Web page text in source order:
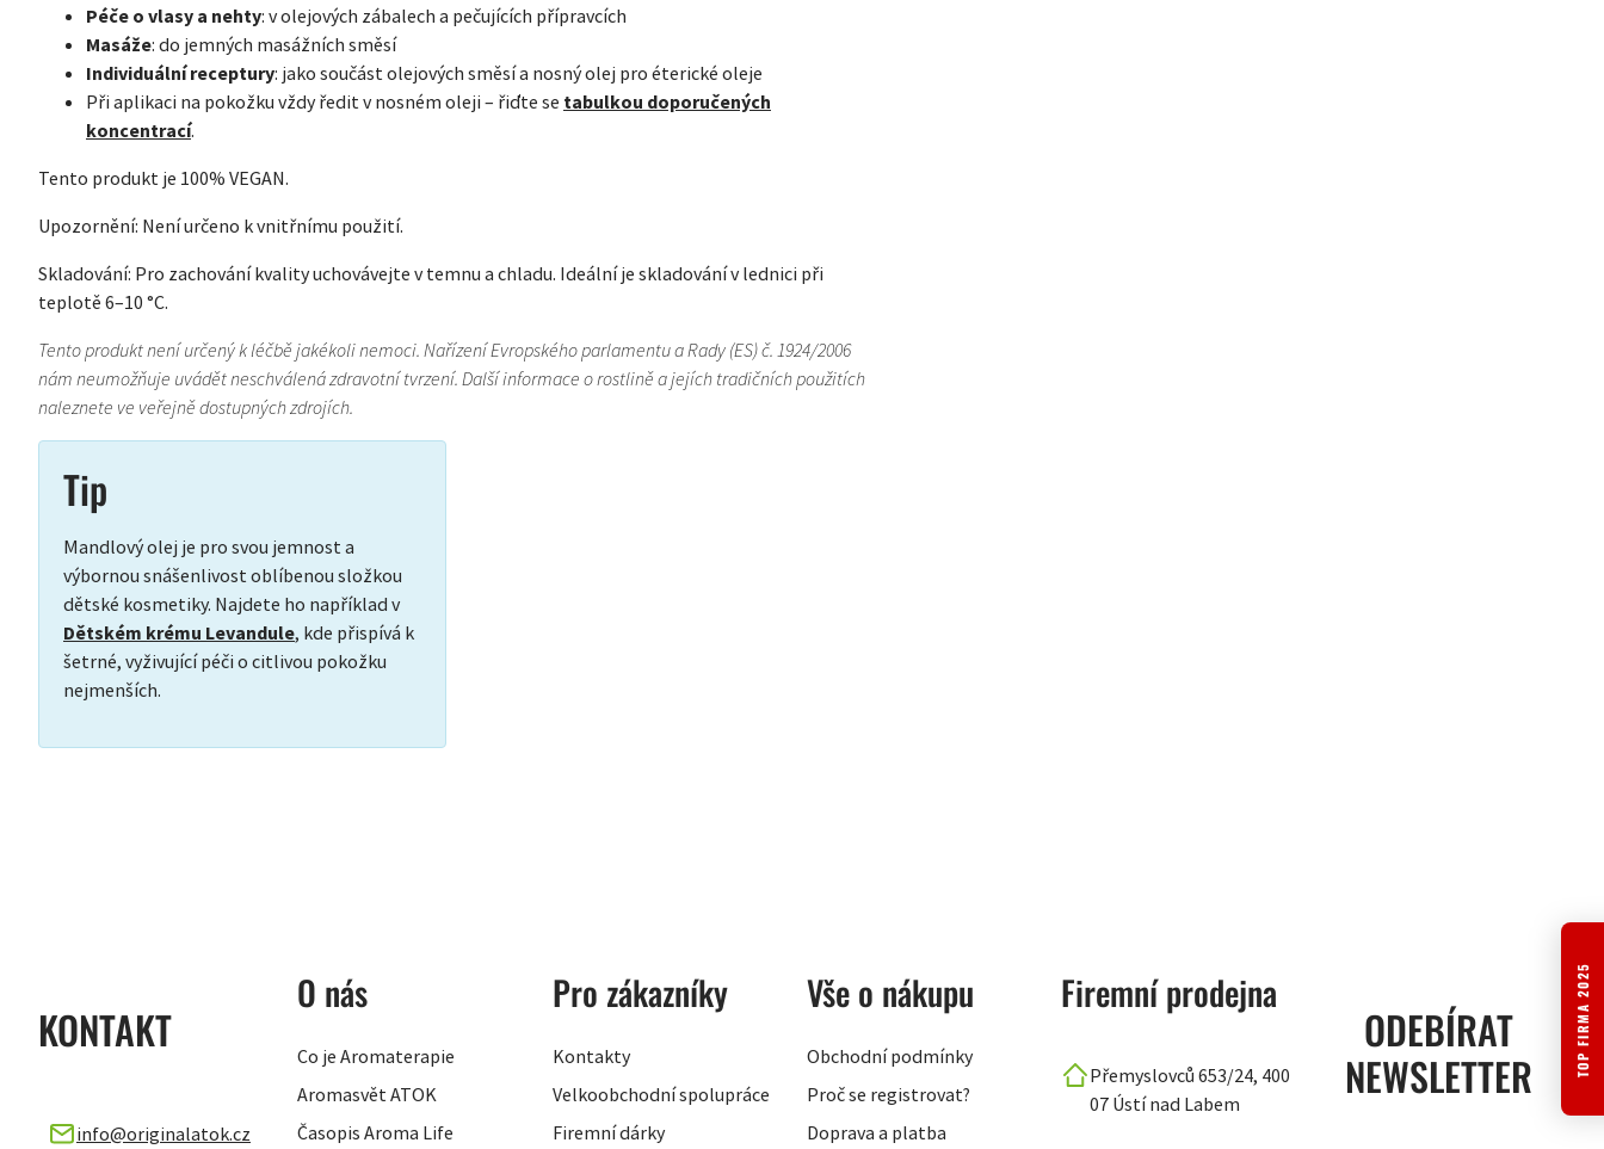
Péče o vlasy a nehty: v olejových zábalech a pečujících přípravcích
Masáže: do jemných masážních směsí
Individuální receptury: jako součást olejových směsí a nosný olej pro éterické oleje
Při aplikaci na pokožku vždy ředit v nosném oleji – řiďte se tabulkou doporučených
koncentrací.
Tento produkt je 100% VEGAN.
Upozornění: Není určeno k vnitřnímu použití.
Skladování: Pro zachování kvality uchovávejte v temnu a chladu. Ideální je skladování v lednici při
teplotě 6–10 °C.
Tento produkt není určený k léčbě jakékoli nemoci. Nařízení Evropského parlamentu a Rady (ES) č. 1924/2006
nám neumožňuje uvádět neschválená zdravotní tvrzení. Další informace o rostlině a jejích tradičních použitích
naleznete ve veřejně dostupných zdrojích.
Tip
Mandlový olej je pro svou jemnost a
výbornou snášenlivost oblíbenou složkou
dětské kosmetiky. Najdete ho například v
Dětském krému Levandule, kde přispívá k
šetrné, vyživující péči o citlivou pokožku
nejmenších.
KONTAKT
info@originalatok.cz
O nás
Co je Aromaterapie
Aromasvět ATOK
Časopis Aroma Life
Pro zákazníky
Kontakty
Velkoobchodní spolupráce
Firemní dárky
Vše o nákupu
Obchodní podmínky
Proč se registrovat?
Doprava a platba
Firemní prodejna
Přemyslovců 653/24, 400
07 Ústí nad Labem
ODEBÍRAT
NEWSLETTER
TOP FIRMA 2025